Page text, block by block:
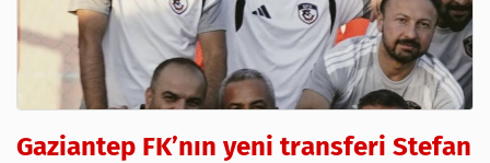
Gaziantep FK’nın yeni transferi Stefan